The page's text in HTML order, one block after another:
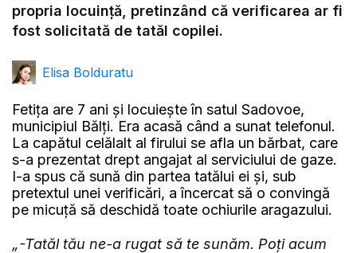
propria locuință, pretinzând că verificarea ar fi
fost solicitată de tatăl copilei.
Elisa Bolduratu
Fetița are 7 ani și locuiește în satul Sadovoe,
municipiul Bălți. Era acasă când a sunat telefonul.
La capătul celălalt al firului se afla un bărbat, care
s-a prezentat drept angajat al serviciului de gaze.
I-a spus că sună din partea tatălui ei și, sub
pretextul unei verificări, a încercat să o convingă
pe micuță să deschidă toate ochiurile aragazului.
„-Tatăl tău ne-a rugat să te sunăm. Poți acum